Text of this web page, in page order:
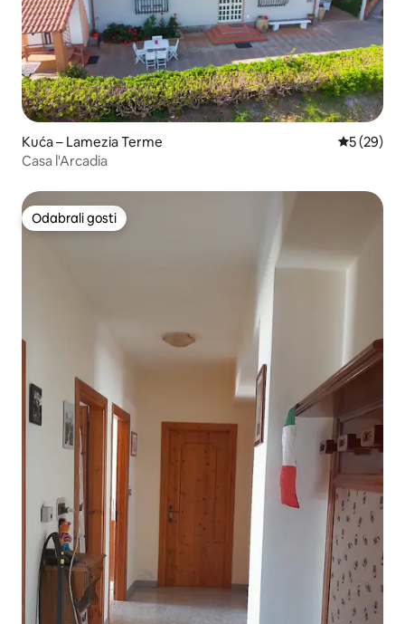
Kuća – Lamezia Terme Prosječna
5 (29)
Casa l'Arcadia
Odabrali gosti
Odabrali gosti